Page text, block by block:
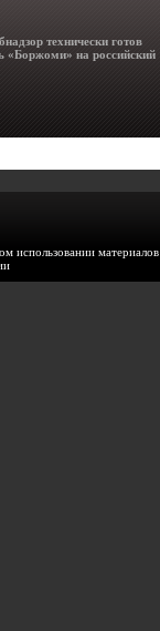
технически готов
«Боржоми» на российский